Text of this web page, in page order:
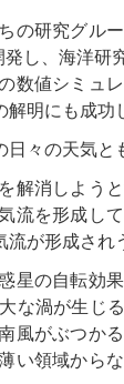
の研究グル
し、海洋
数値シミュ
明にも成功
々の天気と
解消しよう
流を形成し
が形成され
星の自転効
な渦が生じ
風がぶつか
い領域から